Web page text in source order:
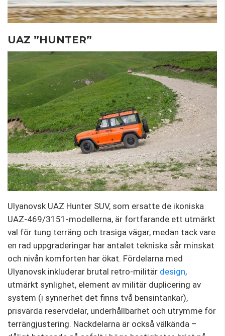
UAZ ”HUNTER”
Ulyanovsk UAZ Hunter SUV, som ersatte de ikoniska
UAZ-469/3151-modellerna, är fortfarande ett utmärkt
val för tung terräng och trasiga vägar, medan tack vare
en rad uppgraderingar har antalet tekniska sår minskat
och nivån komforten har ökat. Fördelarna med
Ulyanovsk inkluderar brutal retro-militär design,
utmärkt synlighet, element av militär duplicering av
system (i synnerhet det finns två bensintankar),
prisvärda reservdelar, underhållbarhet och utrymme för
terrängjustering. Nackdelarna är också välkända –